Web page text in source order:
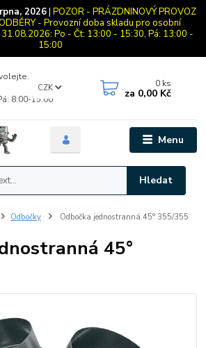
2026| POZOR - PRÁZDNINOVÝ PROVOZ
- Provozní doba skladu pro osobní
Po - Čt: 13:00 - 15:30, Pá: 13:00 -
15:00
Menu
CZK
Hledat
8:00-15:00
0 ks
za 0,00 Kč
Odbočky Odbočka jednostranná 45° 355/355
45°